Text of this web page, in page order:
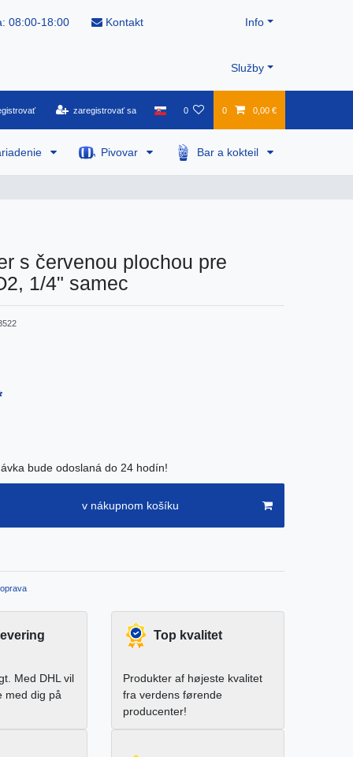
08:00-18:00 Kontakt Info
Služby
zaregistrovať sa 0 0 0,00 €
Pivovar Bar a kokteil
s červenou plochou pre
1/4" samec
bude odoslaná do 24 hodín!
v nákupnom košíku
Med DHL vil
med dig på
Top kvalitet
Produkter af højeste kvalitet
fra verdens førende
producenter!